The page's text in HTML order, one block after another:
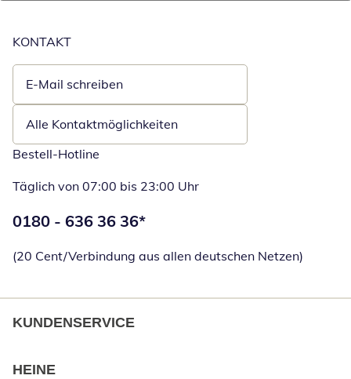
KONTAKT
E-Mail schreiben
Öffnet E-Mail-Client
Alle Kontaktmöglichkeiten
Bestell-Hotline
Täglich von 07:00 bis 23:00 Uhr
Telefonnummer:
0180 - 636 36 36*
(20 Cent/Verbindung aus allen deutschen Netzen)
KUNDENSERVICE
HEINE